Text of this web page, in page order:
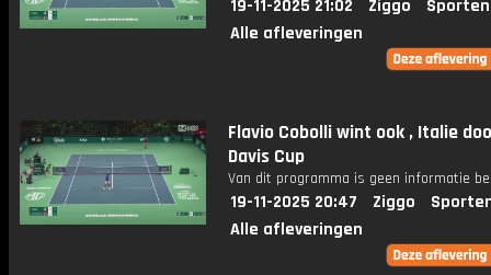
19-11-2025 21:02 Ziggo
Alle afleveringen
Flavio Cobolli wint ook , Italie
Davis Cup
Van dit programma is geen informatie
19-11-2025 20:47 Ziggo
Alle afleveringen